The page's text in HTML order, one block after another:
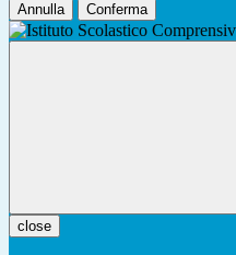
Annulla Conferma
close